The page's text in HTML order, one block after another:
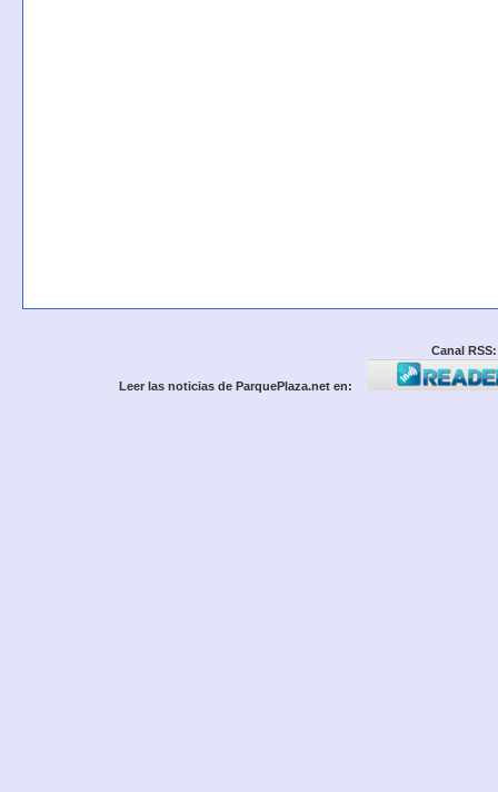
Canal RSS:
Leer las noticias de ParquePlaza.net en: